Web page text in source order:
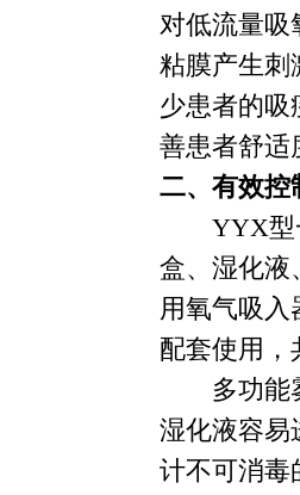
对低流量吸
粘膜产生刺
少患者的吸
善患者舒适
二、有效控
YYX型一
盒、湿化液
用氧气吸入
配套使用，
多功能雾
湿化液容易
计不可消毒